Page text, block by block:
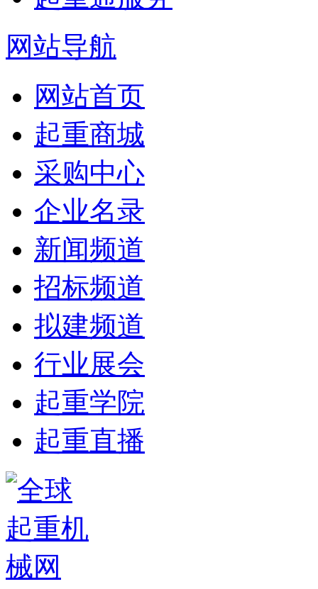
网站导航
网站首页
起重商城
采购中心
企业名录
新闻频道
招标频道
拟建频道
行业展会
起重学院
起重直播